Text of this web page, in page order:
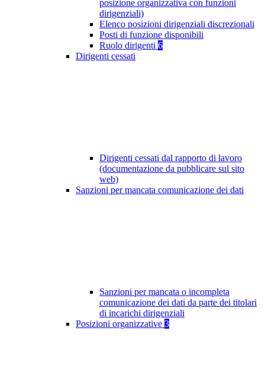
posizione organizzativa con funzioni
dirigenziali)
Elenco posizioni dirigenziali discrezionali
Posti di funzione disponibili
Ruolo dirigenti 6
Dirigenti cessati
Dirigenti cessati dal rapporto di lavoro
(documentazione da pubblicare sul sito
web)
Sanzioni per mancata comunicazione dei dati
Sanzioni per mancata o incompleta
comunicazione dei dati da parte dei titolari
di incarichi dirigenziali
Posizioni organizzative 3